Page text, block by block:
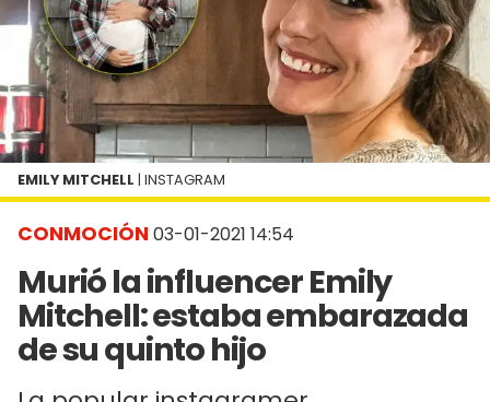
CONMOCIÓN 03-01-2021 14:54
Murió la influencer Emily
Mitchell: estaba embarazada
de su quinto hijo
EMILY MITCHELL | INSTAGRAM